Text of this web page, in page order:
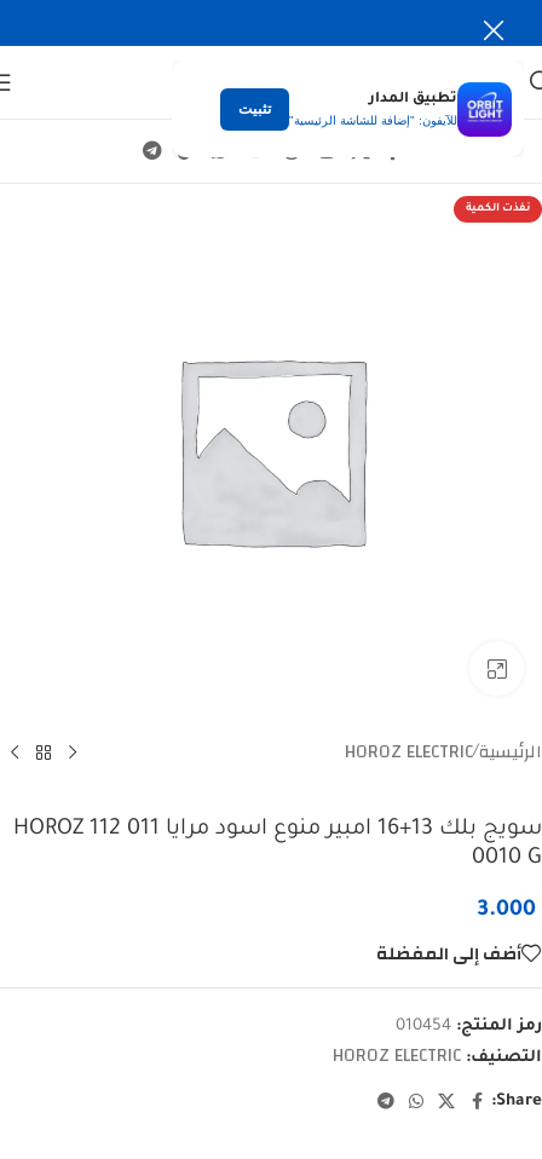
تطبيق المدار
للآيفون: "إضافة للشاشة الرئيسية"
تثبيت
نفذت الكمية
الرئيسية/
HOROZ ELECTRIC
سويج بلك 13+16 امبير منوع اسود مرايا HOROZ 112 011
0010 G
3.000
أضف إلى المفضلة
رمز المنتج: 010454
التصنيف: HOROZ ELECTRIC
Share: